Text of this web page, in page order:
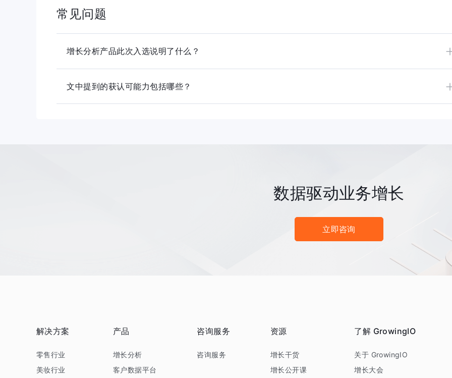
常见问题
增长分析产品此次入选说明了什么？
这说明 GrowingIO 在用户行为分析和增长分析方向的产品能力获得了行业认可，尤其是在全域分析
文中提到的获认可能力包括哪些？
数据驱动业务增长
立即咨询
解决方案
零售行业
美妆行业
产品
增长分析
客户数据平台
咨询服务
咨询服务
资源
增长干货
增长公开课
了解 GrowingIO
关于 GrowingIO
增长大会